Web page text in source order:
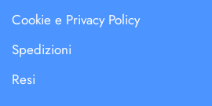
Cookie e Privacy Policy
Spedizioni
Resi